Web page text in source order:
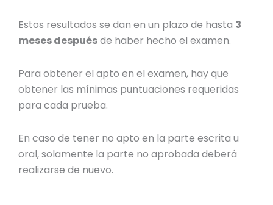
Estos resultados se dan en un plazo de hasta 3
meses despuésde haber hecho el examen.
Para obtener el apto en el examen, hay que
obtener las mínimas puntuaciones requeridas
para cada prueba.
En caso de tener no apto en la parte escrita u
oral, solamente la parte no aprobada deberá
realizarse de nuevo.